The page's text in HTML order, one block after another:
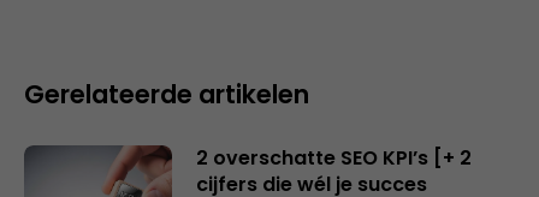
Gerelateerde artikelen
2 overschatte SEO KPI’s [+ 2
cijfers die wél je succes